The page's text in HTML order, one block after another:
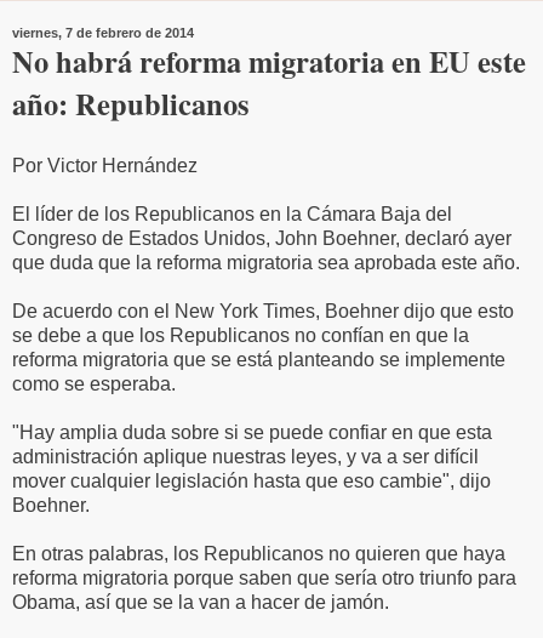
viernes, 7 de febrero de 2014
No habrá reforma migratoria en EU este
año: Republicanos
Por Victor Hernández
El líder de los Republicanos en la Cámara Baja del
Congreso de Estados Unidos, John Boehner, declaró ayer
que duda que la reforma migratoria sea aprobada este año.
De acuerdo con el New York Times, Boehner dijo que esto
se debe a que los Republicanos no confían en que la
reforma migratoria que se está planteando se implemente
como se esperaba.
"Hay amplia duda sobre si se puede confiar en que esta
administración aplique nuestras leyes, y va a ser difícil
mover cualquier legislación hasta que eso cambie", dijo
Boehner.
En otras palabras, los Republicanos no quieren que haya
reforma migratoria porque saben que sería otro triunfo para
Obama, así que se la van a hacer de jamón.